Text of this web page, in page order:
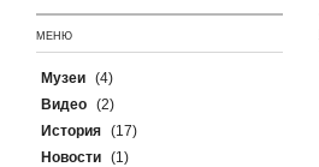
МЕНЮ
Музеи (4)
Видео (2)
История (17)
Новости (1)